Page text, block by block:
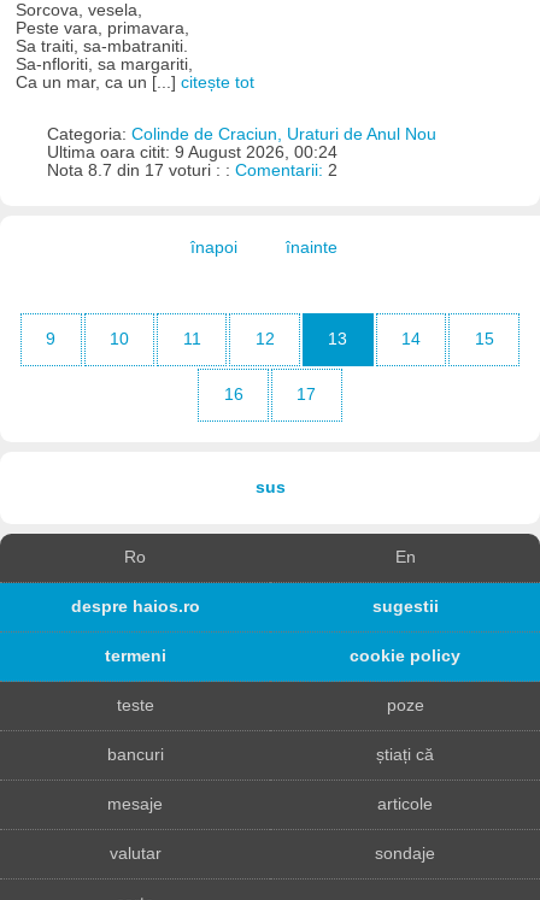
Sorcova, vesela,
Peste vara, primavara,
Sa traiti, sa-mbatraniti.
Sa-nfloriti, sa margariti,
Ca un mar, ca un [...]citește tot
Categoria: Colinde de Craciun, Uraturi de Anul Nou
Ultima oara citit: 9 August 2026, 00:24
Nota 8.7 din 17 voturi : : Comentarii: 2
înapoi înainte
9 10 11 12 13 14 15
16 17
sus
Ro En
despre haios.ro sugestii
termeni cookie policy
teste poze
bancuri știați că
mesaje articole
valutar sondaje